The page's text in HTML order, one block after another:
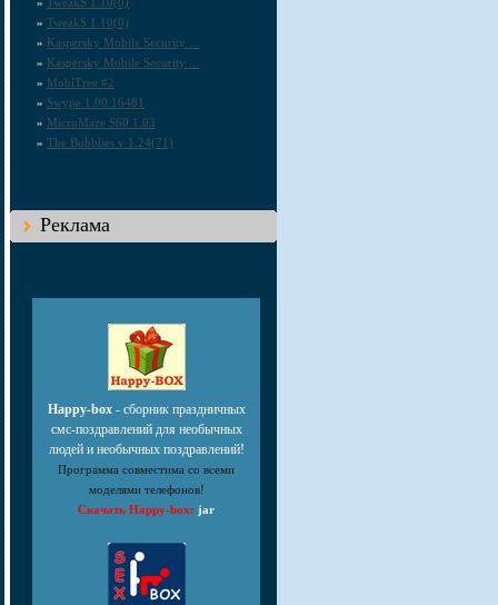
» TweakS 1.10(0)
» Kaspersky Mobile Security ...
» Kaspersky Mobile Security ...
» MobiTree #2
» Swype 1.00.16481
» MicroMaze S60 1.03
» The Bubblies v 1.24(71)
Реклама
Happy-box - сборник праздничных
смс-поздравлений для необычных
людей и необычных поздравлений!
Программа совместима со всеми
моделями телефонов!
Скачать Happy-box: jar